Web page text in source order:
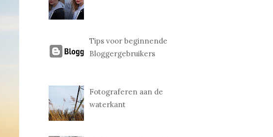
Tips voor beginnende
Bloggergebruikers
Fotograferen aan de
waterkant